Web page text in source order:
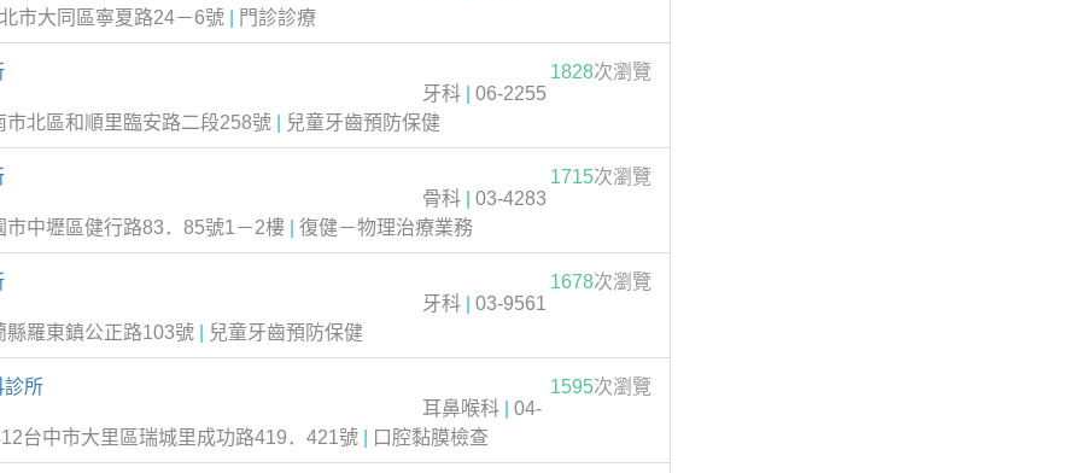
市大同區寧夏路24－6號
門診診療
1828次瀏覽
牙科
06-2255
北區和順里臨安路二段258號
兒童牙齒預防保健
1715次瀏覽
骨科
03-4283
中壢區健行路83．85號1－2樓
復健－物理治療業務
1678次瀏覽
牙科
03-9561
羅東鎮公正路103號
兒童牙齒預防保健
診所 1595次瀏覽
耳鼻喉科
04-
台中市大里區瑞城里成功路419．421號
口腔黏膜檢查